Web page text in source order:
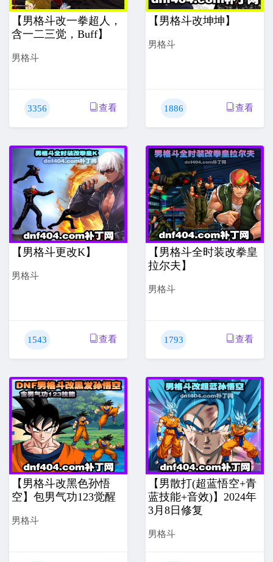
【男格斗改一拳超人，
含一二三觉，buff】
男格斗
3356 查看
【男格斗改坤坤】
男格斗
1886 查看
【男格斗更改K】
男格斗
1543 查看
【男格斗全时装改拳皇
拉尔夫】
男格斗
1793 查看
【男格斗改黑色孙悟
空】包男气功123觉醒
男格斗
【男散打(超蓝悟空+青
蓝技能+音效)】2024年
3月8日修复
男格斗